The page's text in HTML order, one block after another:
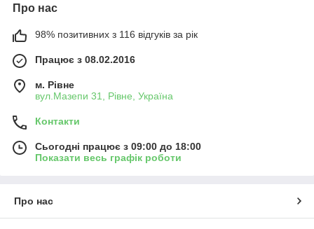
Про нас
98% позитивних з 116 відгуків за рік
Працює з 08.02.2016
м. Рівне
вул.Мазепи 31, Рівне, Україна
Контакти
Сьогодні працює з 09:00 до 18:00
Показати весь графік роботи
Про нас